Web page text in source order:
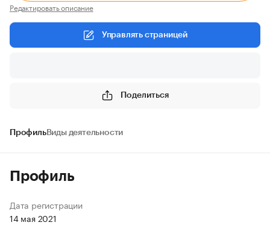
Редактировать описание
Управлять страницей
Поделиться
ПрофильВиды деятельности
Профиль
Дата регистрации
14 мая 2021